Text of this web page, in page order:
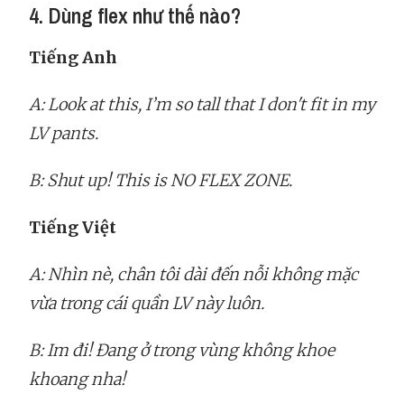
4. Dùng flex như thế nào?
Tiếng Anh
A: Look at this, I’m so tall that I don't fit in my
LV pants.
B: Shut up! This is NO FLEX ZONE.
Tiếng Việt
A: Nhìn nè, chân tôi dài đến nỗi không mặc
vừa trong cái quần LV này luôn.
B: Im đi! Đang ở trong vùng không khoe
khoang nha!